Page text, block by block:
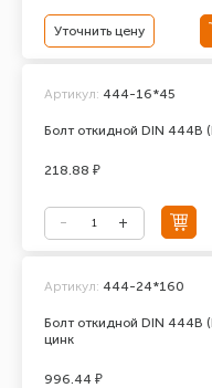
Уточнить цену
Болт откидной DIN
Артикул: 444-16*45
218.88 ₽
Болт откидной DIN
цинк
Артикул: 444-24*160
996.44 ₽